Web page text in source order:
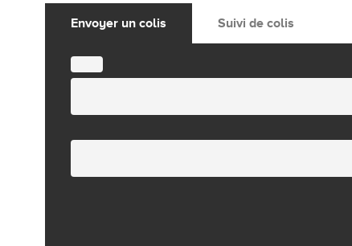
Envoyer un colis Suivi de colis